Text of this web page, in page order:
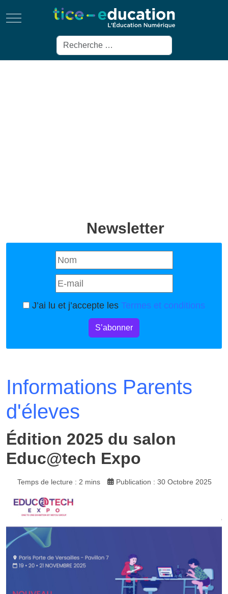
Mobile Menu Toggle
Rechercher
Newsletter
J’ai lu et j’accepte les Termes et conditions
S’abonner
Informations Parents
d'éleves
Édition 2025 du salon
Educ@tech Expo
Temps de lecture : 2 mins Publication : 30 Octobre 2025